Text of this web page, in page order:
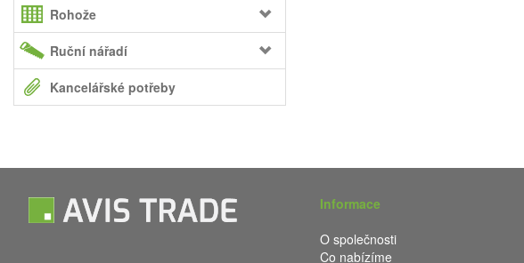
Rohože
Ruční nářadí
Kancelářské potřeby
Informace
O společnosti
Co nabízíme